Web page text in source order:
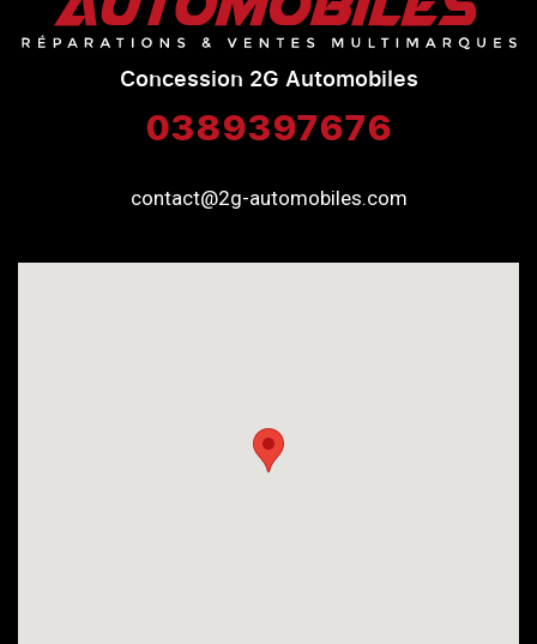
Concession 2G Automobiles
0389397676
contact@2g-automobiles.com